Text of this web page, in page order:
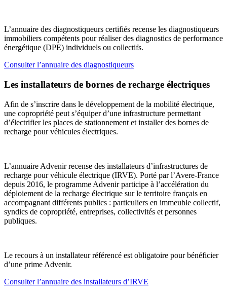
L’annuaire des diagnostiqueurs certifiés recense les diagnostiqueurs
immobiliers compétents pour réaliser des diagnostics de performance
énergétique (DPE) individuels ou collectifs.
Consulter l’annuaire des diagnostiqueurs
Les installateurs de bornes de recharge électriques
Afin de s’inscrire dans le développement de la mobilité électrique,
une copropriété peut s’équiper d’une infrastructure permettant
d’électrifier les places de stationnement et installer des bornes de
recharge pour véhicules électriques.
L’annuaire Advenir recense des installateurs d’infrastructures de
recharge pour véhicule électrique (IRVE). Porté par l’Avere-France
depuis 2016, le programme Advenir participe à l’accélération du
déploiement de la recharge électrique sur le territoire français en
accompagnant différents publics : particuliers en immeuble collectif,
syndics de copropriété, entreprises, collectivités et personnes
publiques.
Le recours à un installateur référencé est obligatoire pour bénéficier
d’une prime Advenir.
Consulter l’annuaire des installateurs d’IRVE